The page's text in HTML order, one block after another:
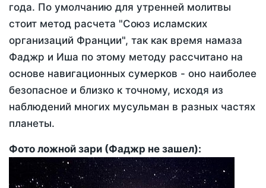
года. По умолчанию для утренней молитвы
стоит метод расчета "Союз исламских
организаций Франции", так как время намаза
Фаджр и Иша по этому методу рассчитано на
основе навигационных сумерков - оно наиболее
безопасное и близко к точному, исходя из
наблюдений многих мусульман в разных частях
планеты.
Фото ложной зари (Фаджр не зашел):